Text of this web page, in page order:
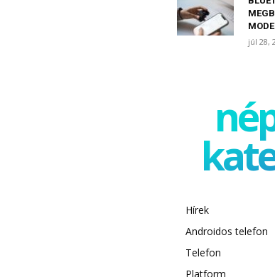
júl 28,
Hírek
Androidos telefon
Telefon
Platform